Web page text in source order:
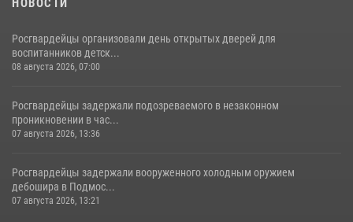
НОВОСТИ
Росгвардейцы организовали день открытых дверей для
воспитанников детск...
08 августа 2026, 07:00
Росгвардейцы задержали подозреваемого в незаконном
проникновении в час...
07 августа 2026, 13:36
Росгвардейцы задержали вооруженного холодным оружием
дебошира в Подмос...
07 августа 2026, 13:21